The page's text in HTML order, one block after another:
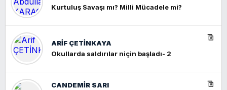
Kurtuluş Savaşı mı? Milli Mücadele mi?
ARIF ÇETİNKAYA
Okullarda saldırılar niçin başladı- 2
CANDEMIR SARI